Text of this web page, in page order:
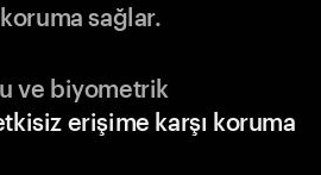
koruma sağlar.
ve biyometrik
erişime karşı koruma